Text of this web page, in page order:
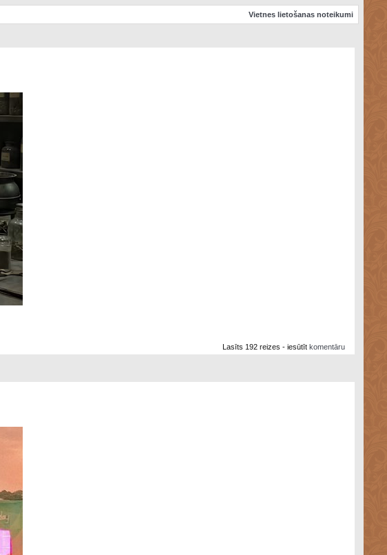
Vietnes lietošanas noteikumi
Lasīts 192 reizes - iesūtīt komentāru